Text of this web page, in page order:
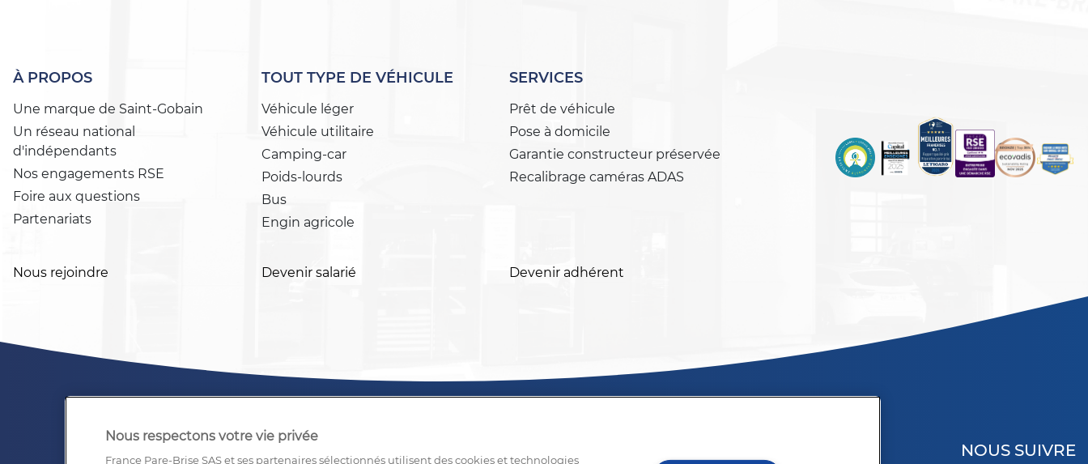
À PROPOS
Une marque de Saint-Gobain
Un réseau national
d'indépendants
Nos engagements RSE
Foire aux questions
Partenariats
TOUT TYPE DE VÉHICULE
Véhicule léger
Véhicule utilitaire
Camping-car
Poids-lourds
Bus
Engin agricole
SERVICES
Prêt de véhicule
Pose à domicile
Garantie constructeur préservée
Recalibrage caméras ADAS
Nous rejoindre Devenir salarié Devenir adhérent
NOUS SUIVRE
Nous respectons votre vie privée
France Pare-Brise SAS et ses partenaires sélectionnés utilisent des cookies et technologies